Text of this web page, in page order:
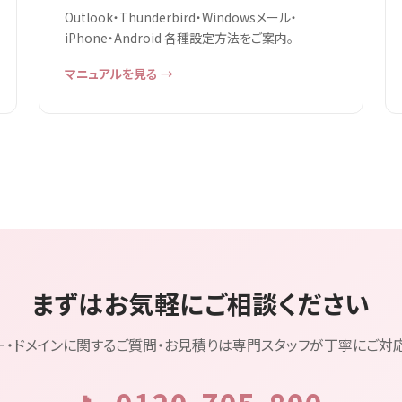
Outlook・Thunderbird・Windowsメール・
iPhone・Android 各種設定方法をご案内。
マニュアルを見る →
まずはお気軽にご相談ください
ドメインに関するご質問・お見積りは専門スタッフが丁寧にご対